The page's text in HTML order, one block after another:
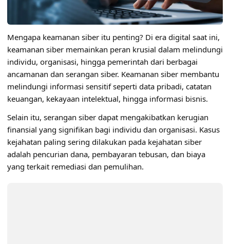
Mengapa keamanan siber itu penting? Di era digital saat ini,
keamanan siber memainkan peran krusial dalam melindungi
individu, organisasi, hingga pemerintah dari berbagai
ancamanan dan serangan siber. Keamanan siber membantu
melindungi informasi sensitif seperti data pribadi, catatan
keuangan, kekayaan intelektual, hingga informasi bisnis.
Selain itu, serangan siber dapat mengakibatkan kerugian
finansial yang signifikan bagi individu dan organisasi. Kasus
kejahatan paling sering dilakukan pada kejahatan siber
adalah pencurian dana, pembayaran tebusan, dan biaya
yang terkait remediasi dan pemulihan.